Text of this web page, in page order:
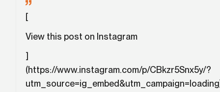
[
View this post on Instagram
]
(https://www.instagram.com/p/CBkzr5Snx5y/?